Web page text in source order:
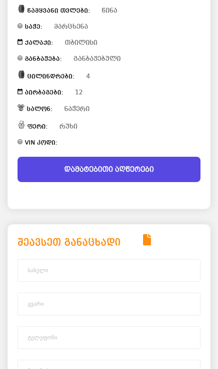
წამყვანი თვლები: წინა
საჭე: მარცხენა
ქალაქი: თბილისი
განბაჟება: განბაჟებული
ცილინდრები: 4
აირბაგები: 12
სალონ: ნაჭერი
ფერი: რუხი
VIN კოდი:
დამატებითი აღწერები
შეავსეთ განაცხადი